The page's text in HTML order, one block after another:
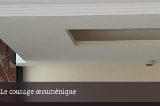
Le courage œcuménique